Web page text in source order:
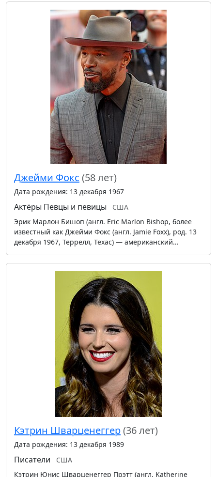
Джейми Фокс (58 лет)
Дата рождения: 13 декабря 1967
Актёры Певцы и певицы
США
Эрик Марлон Бишоп (англ. Eric Marlon Bishop, более
известный как Джейми Фокс (англ. Jamie Foxx), род. 13
декабря 1967, Террелл, Техас) — американский…
Кэтрин Шварценеггер(36 лет)
Дата рождения: 13 декабря 1989
Писатели
США
Кэтрин Юнис Шварценеггер Прэтт (англ. Katherine